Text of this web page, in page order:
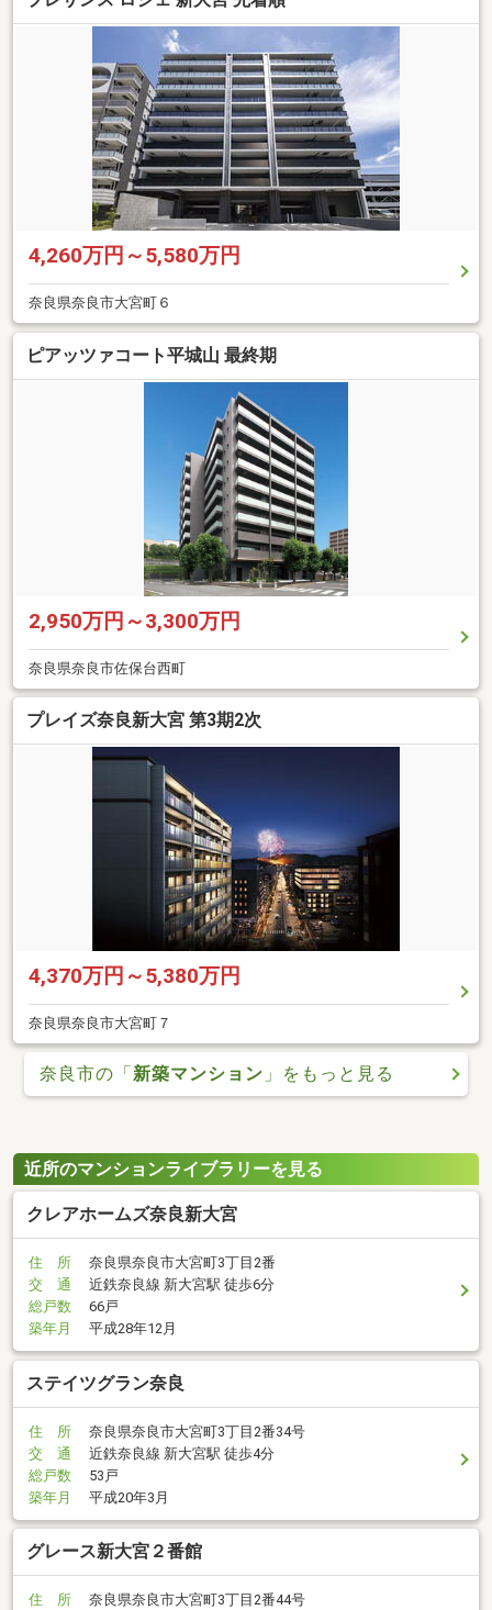
4,260万円～5,580万円
奈良県奈良市大宮町６
ピアッツァコート平城山 最終期
2,950万円～3,300万円
奈良県奈良市佐保台西町
プレイズ奈良新大宮 第3期2次
4,370万円～5,380万円
奈良県奈良市大宮町７
奈良市の「 新築マンション 」をもっと見る
近所のマンションライブラリーを見る
クレアホームズ奈良新大宮
住 所
奈良県奈良市大宮町3丁目2番
交 通
近鉄奈良線 新大宮駅 徒歩6分
総戸数
66戸
築年月
平成28年12月
ステイツグラン奈良
住 所
奈良県奈良市大宮町3丁目2番34号
交 通
近鉄奈良線 新大宮駅 徒歩4分
総戸数
53戸
築年月
平成20年3月
グレース新大宮２番館
住 所
奈良県奈良市大宮町3丁目2番44号